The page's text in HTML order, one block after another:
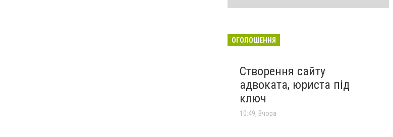
ОГОЛОШЕННЯ
Створення сайту
адвоката, юриста під
ключ
10:49, Вчора